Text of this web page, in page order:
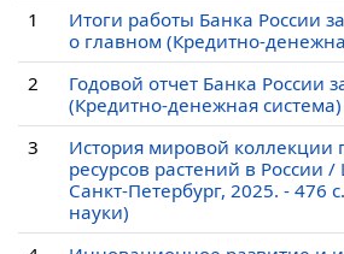
1
Итоги работы Банка России
о главном (Кредитно-
2
Годовой отчет Банка России
(Кредитно-денежная система)
3
История мировой коллекции
ресурсов растений в России /
Санкт-Петербург, 2025. - 476
науки)